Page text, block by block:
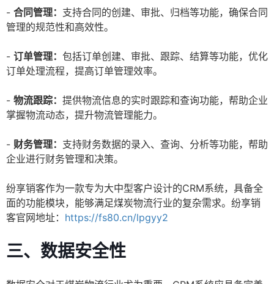
- 合同管理： 支持合同的创建、审批、归档等功能，确保合同
管理的规范性和高效性。
- 订单管理： 包括订单创建、审批、跟踪、结算等功能，优化
订单处理流程，提高订单管理效率。
- 物流跟踪： 提供物流信息的实时跟踪和查询功能，帮助企业
掌握物流动态，提升物流管理能力。
- 财务管理： 支持财务数据的录入、查询、分析等功能，帮助
企业进行财务管理和决策。
纷享销客作为一款专为大中型客户设计的CRM系统，具备全
面的功能模块，能够满足煤炭物流行业的复杂需求。纷享销
客官网地址： https://fs80.cn/lpgyy2
三、数据安全性